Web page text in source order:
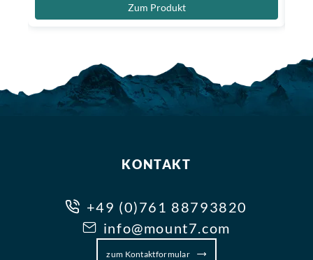
Zum Produkt
KONTAKT
+49 (0)761 88793820
info@mount7.com
zum Kontaktformular